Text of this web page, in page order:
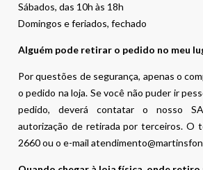
Sábados, das 10h às 18h
Domingos e feriados, fechado
Alguém pode retirar o pedido no meu
Por questões de segurança, apenas o
o pedido na loja. Se você não puder ir
pedido, deverá contatar o nosso
autorização de retirada por terceiros. O
2660 ou o e-mail